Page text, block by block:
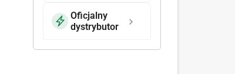
Oficjalny
dystrybutor